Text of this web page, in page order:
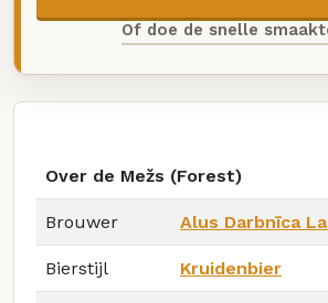
Of doe de snelle
Over de Mežs (Forest)
Brouwer Alus Darbnīca
Bierstijl Kruidenbier